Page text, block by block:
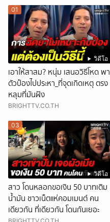
วิดีโอ
01
เอาให้สาสม? หนุ่ม เสนอวิธีโหด พา
ตัวป๋องไปประหา_ที่จุดเกิดเหตุ ตรง
หลุมที่มันฝัง
BRIGHTTV.CO.TH
วิดีโอ
03
สาว โดนหลอกขอเงิน 50 บาทเติม
น้ำมัน ชาวเน็ตแห่คอมเมนต์ คน
เดียวกัน ที่เดียวกัน โดนกันเยอะ